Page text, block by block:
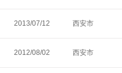
2013/07/12 西安市
2012/08/02 西安市